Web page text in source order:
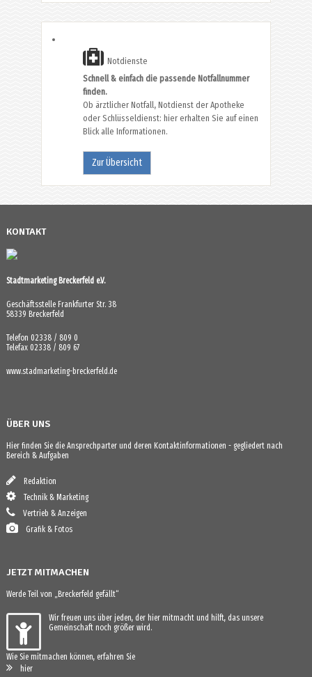
Notdienste
Schnell & einfach die passende Notfallnummer
finden.
Ob ärztlicher Notfall, Notdienst der Apotheke
oder Schlüsseldienst: hier erhalten Sie auf einen
Blick alle Informationen.
Zur Übersicht
KONTAKT
Stadtmarketing Breckerfeld e.V.
Geschäftsstelle Frankfurter Str. 38
58339 Breckerfeld
Telefon 02338 / 809 0
Telefax 02338 / 809 67
www.stadmarketing-breckerfeld.de
ÜBER UNS
Hier finden Sie die Ansprechparter und deren Kontaktinformationen - gegliedert nach
Bereich & Aufgaben
Redaktion
Technik & Marketing
Vertrieb & Anzeigen
Grafik & Fotos
JETZT MITMACHEN
Werde Teil von „Breckerfeld gefällt“
Wir freuen uns über jeden, der hier mitmacht und hilft, das unsere
Gemeinschaft noch größer wird.
Wie Sie mitmachen können, erfahren Sie
hier